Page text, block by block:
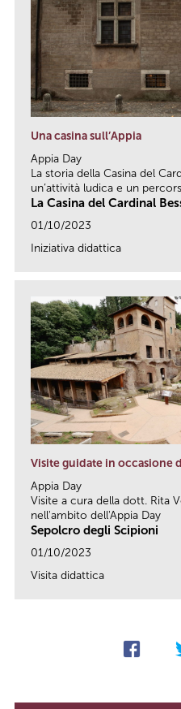
Una casina sull’Appia
Appia Day
La storia della Casina del
un’attività ludica e un
La Casina del Cardinal
01/10/2023
Iniziativa didattica
Visite guidate in occasione
Appia Day
Visite a cura della dott. Rita
nell'ambito dell'Appia Day
Sepolcro degli Scipioni
01/10/2023
Visita didattica